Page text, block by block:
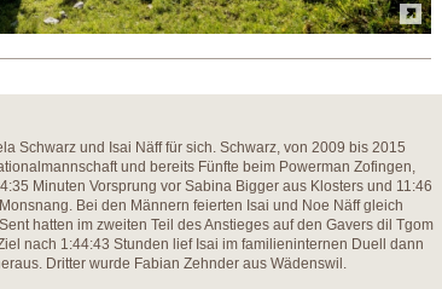
Schwarz und Isai Näff für sich. Schwarz, von 2009 bis 2015
und bereits Fünfte beim Powerman Zofingen,
Minuten Vorsprung vor Sabina Bigger aus Klosters und 11:46
Bei den Männern feierten Isai und Noe Näff gleich
hatten im zweiten Teil des Anstieges auf den Gavers dil Tgom
nach 1:44:43 Stunden lief Isai im familieninternen Duell dann
Dritter wurde Fabian Zehnder aus Wädenswil.